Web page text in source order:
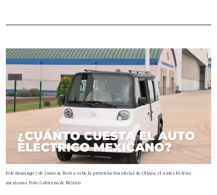
Este domingo 7 de junio se llevó a cabo la presentación oficial de Olinia, el auto eléctrico
mexicano. Foto: Gobierno de México